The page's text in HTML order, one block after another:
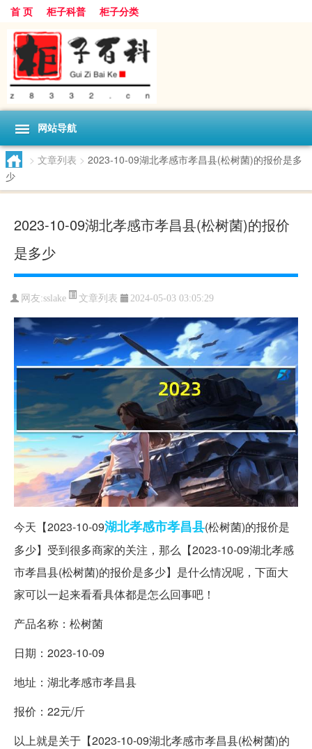
首 页 柜子科普 柜子分类
网站导航
> 文章列表 > 2023-10-09湖北孝感市孝昌县(松树菌)的报价是多
少
2023-10-09湖北孝感市孝昌县(松树菌)的报价
是多少
网友:sslake 文章列表 2024-05-03 03:05:29
今天【2023-10-09湖北孝感市孝昌县(松树菌)的报价是
多少】受到很多商家的关注，那么【2023-10-09湖北孝感
市孝昌县(松树菌)的报价是多少】是什么情况呢，下面大
家可以一起来看看具体都是怎么回事吧！
产品名称：松树菌
日期：2023-10-09
地址：湖北孝感市孝昌县
报价：22元/斤
以上就是关于【2023-10-09湖北孝感市孝昌县(松树菌)的